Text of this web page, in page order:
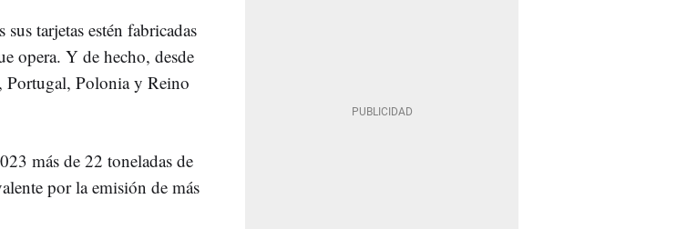
tarjetas estén fabricadas
opera. Y de hecho, desde
Portugal, Polonia y Reino
más de 22 toneladas de
por la emisión de más